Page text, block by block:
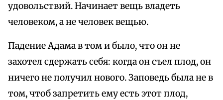
удовольствий. Начинает вещь владеть
человеком, а не человек вещью.
Падение Адама в том и было, что он не
захотел сдержать себя: когда он съел плод, он
ничего не получил нового. Заповедь была не в
том, чтоб запретить ему есть этот плод,